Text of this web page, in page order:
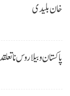
خان بلیدی
پاکستان و بیلاروس نا